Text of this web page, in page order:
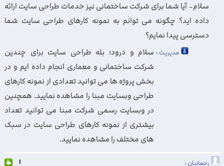
سلام- آیا شما برای شرکت ساختمانی نیز خدمات طراحی سایت ارائه
داده اید؟ چگونه می توانم به نمونه کارهای طراحی سایت شما
دسترسی پیدا نمایم؟
مدیریت : سلام و درود؛ بله طراحی سایت برای چندین
شرکت ساختمانی و معماری انجام داده ایم و در
بخش پروژه ها می توانید تعدادی از نمونه کارهای
طراحی وبسایت مبنا را مشاهده نمایید. همچنین
در وبسایت رسمی شرکت مبنا می توانید تعداد
بیشتری از نمونه کارهای طراحی سایت در سبک
های مختلف را مشاهده نمایید.
رحمانیان : 1